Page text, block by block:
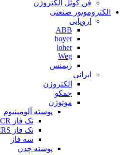
فن کوئل الکتروژن
الکتروموتور صنعتی
اروپایی
ABB
hoyer
loher
Weg
زیمنس
ایرانی
الکتروژن
جمکو
موتوژن
پوسته آلومینیوم
تک فاز CR
تک فاز CRS یا کلاچ دار
سه فاز
پوسته چدن